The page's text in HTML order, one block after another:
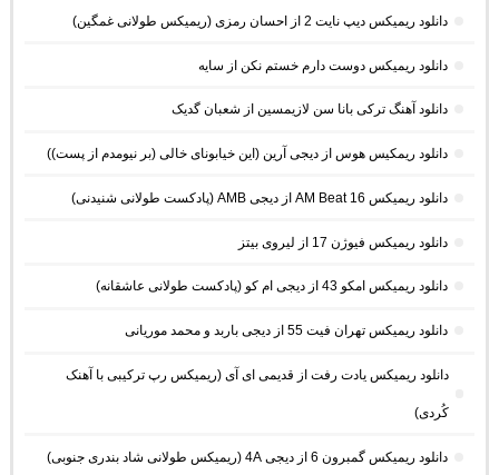
دانلود ریمیکس دیپ نایت 2 از احسان رمزی (ریمیکس طولانی غمگین)
دانلود ریمیکس دوست دارم خستم نکن از سایه
دانلود آهنگ ترکی بانا سن لازیمسین از شعبان گدیک
دانلود ریمکیس هوس از دیجی آرین (این خیابونای خالی (بر نیومدم از پست))
دانلود ریمیکس AM Beat 16 از دیجی AMB (پادکست طولانی شنیدنی)
دانلود ریمیکس فیوژن 17 از لیروی بیتز
دانلود ریمیکس امکو 43 از دیجی ام کو (پادکست طولانی عاشقانه)
دانلود ریمیکس تهران فیت 55 از دیجی باربد و محمد موریانی
دانلود ریمیکس یادت رفت از قدیمی ای آی (ریمیکس رپ ترکیبی با آهنک
کُردی)
دانلود ریمیکس گمبرون 6 از دیجی 4A (ریمیکس طولانی شاد بندری جنوبی)